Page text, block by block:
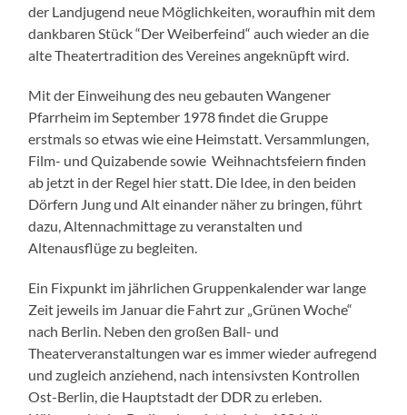
der Landjugend neue Möglichkeiten, woraufhin mit dem
dankbaren Stück “Der Weiberfeind“ auch wieder an die
alte Theatertradition des Vereines angeknüpft wird.
Mit der Einweihung des neu gebauten Wangener
Pfarrheim im September 1978 findet die Gruppe
erstmals so etwas wie eine Heimstatt. Versammlungen,
Film- und Quizabende sowie Weihnachtsfeiern finden
ab jetzt in der Regel hier statt. Die Idee, in den beiden
Dörfern Jung und Alt einander näher zu bringen, führt
dazu, Altennachmittage zu veranstalten und
Altenausflüge zu begleiten.
Ein Fixpunkt im jährlichen Gruppenkalender war lange
Zeit jeweils im Januar die Fahrt zur „Grünen Woche“
nach Berlin. Neben den großen Ball- und
Theaterveranstaltungen war es immer wieder aufregend
und zugleich anziehend, nach intensivsten Kontrollen
Ost-Berlin, die Hauptstadt der DDR zu erleben.